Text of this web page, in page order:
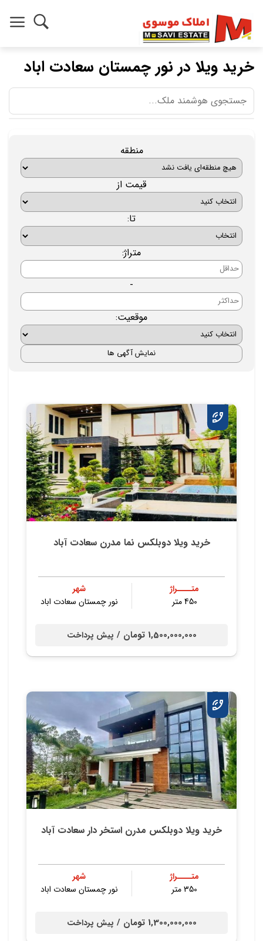
خرید ویلا در نور چمستان سعادت اباد
منطقه
قیمت از
تا:
متراژ:
-
موقعیت:
خرید ویلا دوبلکس نما مدرن سعادت آباد
متــــراژ
450 متر
شهر
نور چمستان سعادت اباد
1,500,000,000 تومان / پیش پرداخت
خرید ویلا دوبلکس مدرن استخر دار سعادت آباد
متــــراژ
350 متر
شهر
نور چمستان سعادت اباد
1,300,000,000 تومان / پیش پرداخت